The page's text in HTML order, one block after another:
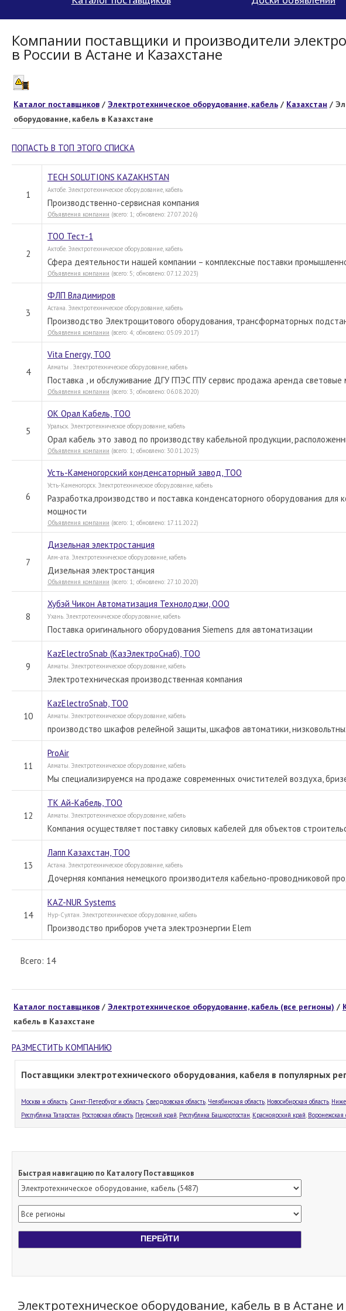
Компании поставщики и производители
в России в Астане и Казахстане
Каталог поставщиков / Электротехническое оборудование, кабель / Казахстан /
оборудование, кабель в Казахстане
ПОПАСТЬ В ТОП ЭТОГО СПИСКА
1
TECH SOLUTIONS KAZAKHSTAN
Актобе. Электротехническое оборудование, кабель
Производственно-сервисная компания
Объявления компании (всего: 1; обновлено: 27.07.2026)
2
ТОО Тест-1
Актобе. Электротехническое оборудование, кабель
Сфера деятельности нашей компании – комплексные поставки
Объявления компании (всего: 5; обновлено: 07.12.2023)
3
ФЛП Владимиров
Астана. Электротехническое оборудование, кабель
Производство Электрощитового оборудования, трансформаторных
Объявления компании (всего: 4; обновлено: 05.09.2017)
4
Vita Energy, ТОО
Алматы . Электротехническое оборудование, кабель
Поставка , и обслуживание ДГУ ГПЭС ГПУ сервис продажа аренда световые
Объявления компании (всего: 3; обновлено: 06.08.2020)
5
ОК Орал Кабель, ТОО
Уральск. Электротехническое оборудование, кабель
Орал кабель это завод по производству кабельной продукции,
Объявления компании (всего: 1; обновлено: 30.01.2023)
6
Усть-Каменогорский конденсаторный завод, ТОО
Усть-Каменогорск. Электротехническое оборудование, кабель
Разработка,производство и поставка конденсаторного оборудования для
мощности
Объявления компании (всего: 1; обновлено: 17.11.2022)
7
Дизельная электростанция
Алм-ата. Электротехническое оборудование, кабель
Дизельная электростанция
Объявления компании (всего: 1; обновлено: 27.10.2020)
8
Хубэй Чикон Автоматизация Технолоджи, ООО
Ухань. Электротехническое оборудование, кабель
Поставка оригинального оборудования Siemens для автоматизации
9
KazElectroSnab (КазЭлектроСнаб), ТОО
Алматы. Электротехническое оборудование, кабель
Электротехническая производственная компания
10
KazElectroSnab, ТОО
Алматы. Электротехническое оборудование, кабель
производство шкафов релейной защиты, шкафов автоматики,
11
ProAir
Алматы. Электротехническое оборудование, кабель
Мы специализируемся на продаже современных очистителей воздуха,
12
ТК Ай-Кабель, ТОО
Алматы. Электротехническое оборудование, кабель
Компания осуществляет поставку силовых кабелей для объектов
13
Лапп Казахстан, ТОО
Астана. Электротехническое оборудование, кабель
Дочерняя компания немецкого производителя кабельно-проводниковой
14
KAZ-NUR Systems
Нур-Султан. Электротехническое оборудование, кабель
Производство приборов учета электроэнергии Elem
Всего: 14
Каталог поставщиков / Электротехническое оборудование, кабель (все регионы) /
кабель в Казахстане
РАЗМЕСТИТЬ КОМПАНИЮ
Поставщики электротехнического оборудования, кабеля в популярных
Москва и область, Санкт-Петербург и область, Свердловская область, Челябинская область, Новосибирская область,
Республика Татарстан, Ростовская область, Пермский край, Республика Башкортостан, Красноярский край, Воронежская
Быстрая навигацию по Каталогу Поставщиков
Электротехническое оборудование, кабель в в Астане